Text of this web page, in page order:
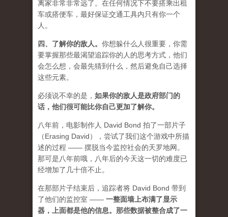
离家非常非常远了。在任何情况下不要搭乘出租
车或搭便车，最好保证交通工具内只有你一个
人。
四、 了解你的敌人。 你想躲什么人很重要，你需
要掌握那些最渴望追踪你的人的思考方式，他们
会怎么想，会最先猜到什么，然后避免自己选择
这些元素。
必须说不幸的是， 如果你的敌人是政府部门的
话，他们很可能比你自己更加了解你。
八年前，电影制作人 David Bond 拍了一部片子
（Erasing David），尝试了我们这个游戏中所描
述的过程 —— 摆脱当今监控社会的天罗地网。
那可是八年前哦，八年后的今天这一切的难度已
经增加了几十倍不止。
在那部片子结束后，追踪者将 David Bond 带到
了他们的监控室 —— 一整面墙上布满了显示
器，上面都是他的信息。那些数据被整合成了一